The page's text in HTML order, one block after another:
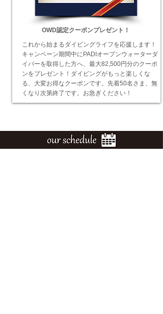
OWD認定クーポンプレゼント！
これから始まるダイビングライフを応援します！
キャンペーン期間中にPADIオープンウォーターダ
イバーを取得した方へ、最大82,500円分のクーポ
ンをプレゼント！ダイビングがもっと楽しくな
る、大変お得なクーポンです。先着50名さま、無
くなり次第終了です。お急ぎください！